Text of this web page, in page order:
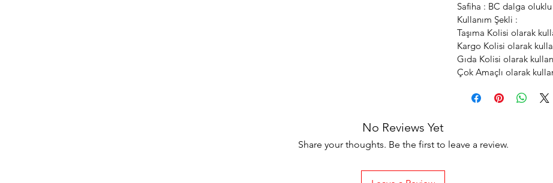
Safiha : BC dalga
Kullanım Şekli :
Taşıma Kolisi olarak
Kargo Kolisi olarak
Gıda Kolisi olarak
Çok Amaçlı olarak
No Reviews Yet
Share your thoughts. Be the first to leave a review.